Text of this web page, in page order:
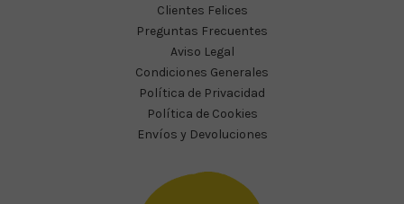
Clientes Felices
Preguntas Frecuentes
Aviso Legal
Condiciones Generales
Política de Privacidad
Política de Cookies
Envíos y Devoluciones